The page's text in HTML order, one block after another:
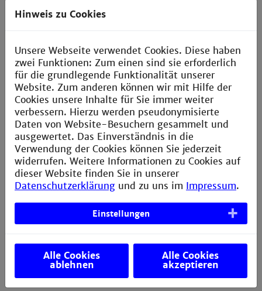
Erreichbarkeiten bis auf Weiteres:
Dienstleistungszentrum für Technik und Medien
a.schiefelbein@th-mannheim.de
Gebäudemanagement und Planung
gebaeudemanagement@th-mannheim.de
Standortentwicklung
standortentwicklung@th-mannheim.de
Hausdienst
hausdienst@th-mannheim.de
Reinigungsdienst
Zentralwerkstatt
werkstatt@th-mannheim.de
Hinweis zu Cookies
Unsere Webseite verwendet Cookies. Diese haben
zwei Funktionen: Zum einen sind sie erforderlich
für die grundlegende Funktionalität unserer
Website. Zum anderen können wir mit Hilfe der
Cookies unsere Inhalte für Sie immer weiter
verbessern. Hierzu werden pseudonymisierte
Daten von Website-Besuchern gesammelt und
ausgewertet. Das Einverständnis in die
Verwendung der Cookies können Sie jederzeit
widerrufen. Weitere Informationen zu Cookies auf
dieser Website finden Sie in unserer
Datenschutzerklärung und zu uns im Impressum.
Einstellungen
Alle Cookies
ablehnen
Alle Cookies
akzeptieren